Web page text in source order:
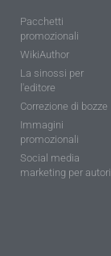
Pacchetti
promozionali
WikiAuthor
La sinossi per
l'editore
Correzione di bozze
Immagini
promozionali
Social media
marketing per autori